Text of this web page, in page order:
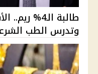
طالبة
وتدرس الطب